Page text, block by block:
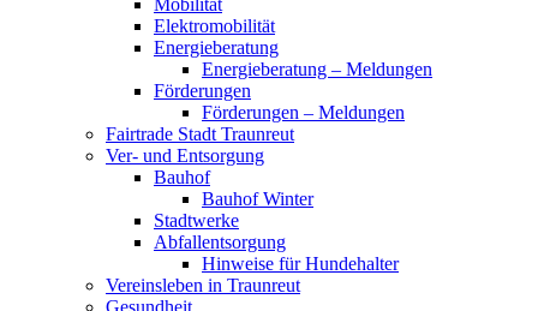
Mobilität
Elektromobilität
Energieberatung
Energieberatung – Meldungen
Förderungen
Förderungen – Meldungen
Fairtrade Stadt Traunreut
Ver- und Entsorgung
Bauhof
Bauhof Winter
Stadtwerke
Abfallentsorgung
Hinweise für Hundehalter
Vereinsleben in Traunreut
Gesundheit